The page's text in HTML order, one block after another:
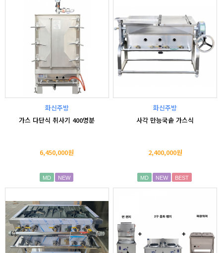
화신주방
가스 다단식 취사기 400명분
6,450,000원
MD NEW
화신주방
사각 만능국솥 가스식
2,400,000원
MD NEW BEST